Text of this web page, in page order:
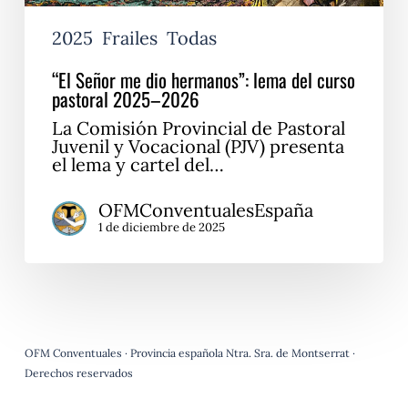
2025 Frailes Todas
“El Señor me dio hermanos”: lema del curso
pastoral 2025–2026
La Comisión Provincial de Pastoral
Juvenil y Vocacional (PJV) presenta
el lema y cartel del…
OFMConventualesEspaña
1 de diciembre de 2025
OFM Conventuales · Provincia española Ntra. Sra. de Montserrat ·
Derechos reservados